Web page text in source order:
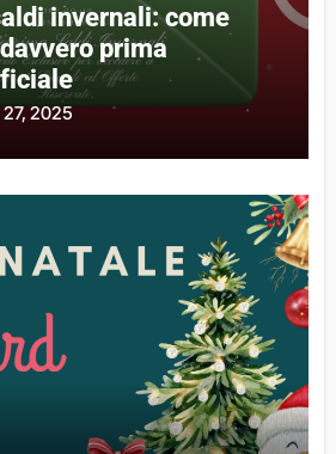
invernali: come
prima
27, 2025